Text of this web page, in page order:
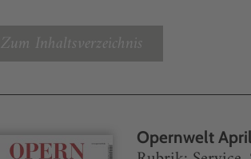
Zum Inhaltsverzeichnis
Opernwelt